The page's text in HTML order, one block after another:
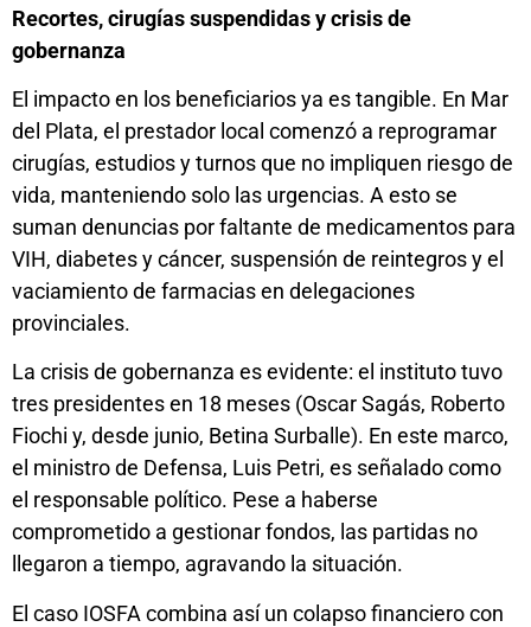
Recortes, cirugías suspendidas y crisis de
gobernanza
El impacto en los beneficiarios ya es tangible. En Mar
del Plata, el prestador local comenzó a reprogramar
cirugías, estudios y turnos que no impliquen riesgo de
vida, manteniendo solo las urgencias. A esto se
suman denuncias por faltante de medicamentos para
VIH, diabetes y cáncer, suspensión de reintegros y el
vaciamiento de farmacias en delegaciones
provinciales.
La crisis de gobernanza es evidente: el instituto tuvo
tres presidentes en 18 meses (Oscar Sagás, Roberto
Fiochi y, desde junio, Betina Surballe). En este marco,
el ministro de Defensa, Luis Petri, es señalado como
el responsable político. Pese a haberse
comprometido a gestionar fondos, las partidas no
llegaron a tiempo, agravando la situación.
El caso IOSFA combina así un colapso financiero con